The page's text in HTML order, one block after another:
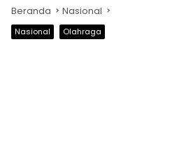
Beranda Nasional
Nasional Olahraga